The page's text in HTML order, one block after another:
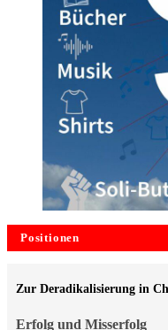
Positionen
Erfolg und Misserfolg
Zur Deradikalisierung in